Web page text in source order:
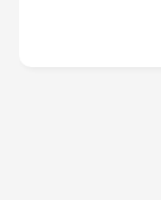
conta do